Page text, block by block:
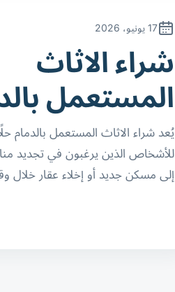
17 يونيو، 2026
شراء الاثاث
المستعمل
يُعد شراء الاثاث المستعمل بالدمام
للأشخاص الذين يرغبون في تجديد
إلى مسكن جديد أو إخلاء عقار